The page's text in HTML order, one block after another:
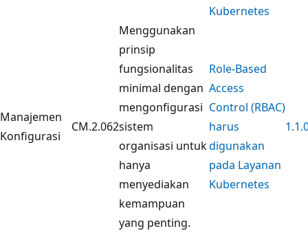
Kubernetes
Manajemen
Konfigurasi
CM.2.062
Menggunakan
prinsip
fungsionalitas
minimal dengan
mengonfigurasi
sistem
organisasi untuk
hanya
menyediakan
kemampuan
yang penting.
Role-Based
Access
Control (RBAC)
harus
digunakan
pada Layanan
Kubernetes